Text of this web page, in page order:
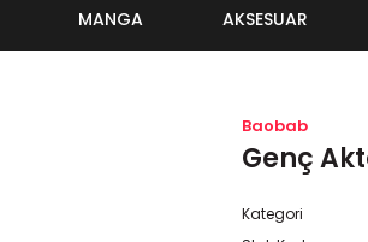
MANGA AKSESUAR
Baobab
Genç
Kategori